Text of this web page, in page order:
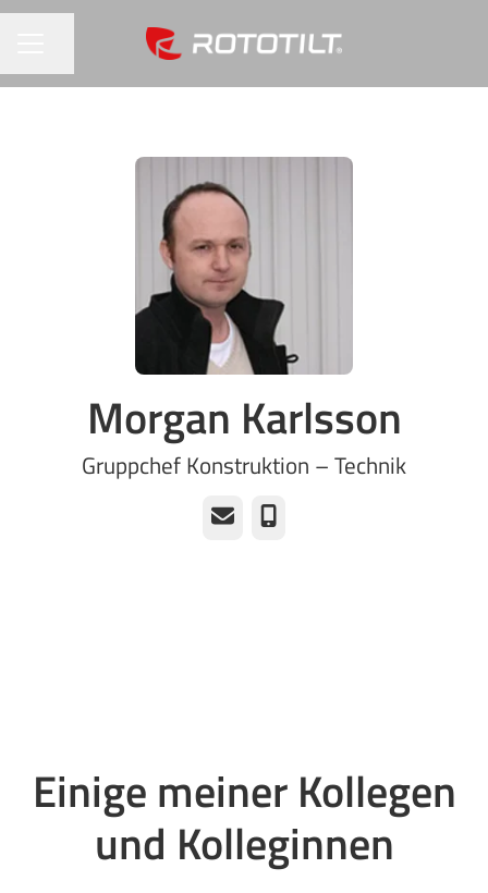
Morgan Karlsson
Gruppchef Konstruktion – Technik
E-MailTelefon
Einige meiner Kollegen
und Kolleginnen